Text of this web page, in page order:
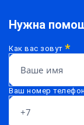
Нужна
Как вас зовут*
Ваш номер